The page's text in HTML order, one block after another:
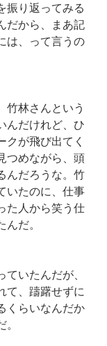
振り返ってみる
だから、まあ記
は、って言うの
林さんという
んだけれど、ひ
クが飛び出てく
つめながら、頭
んだろうな。竹
いたのに、仕事
た人から笑う仕
だ。
いたんだが、
て、躊躇せずに
くらいなんだか